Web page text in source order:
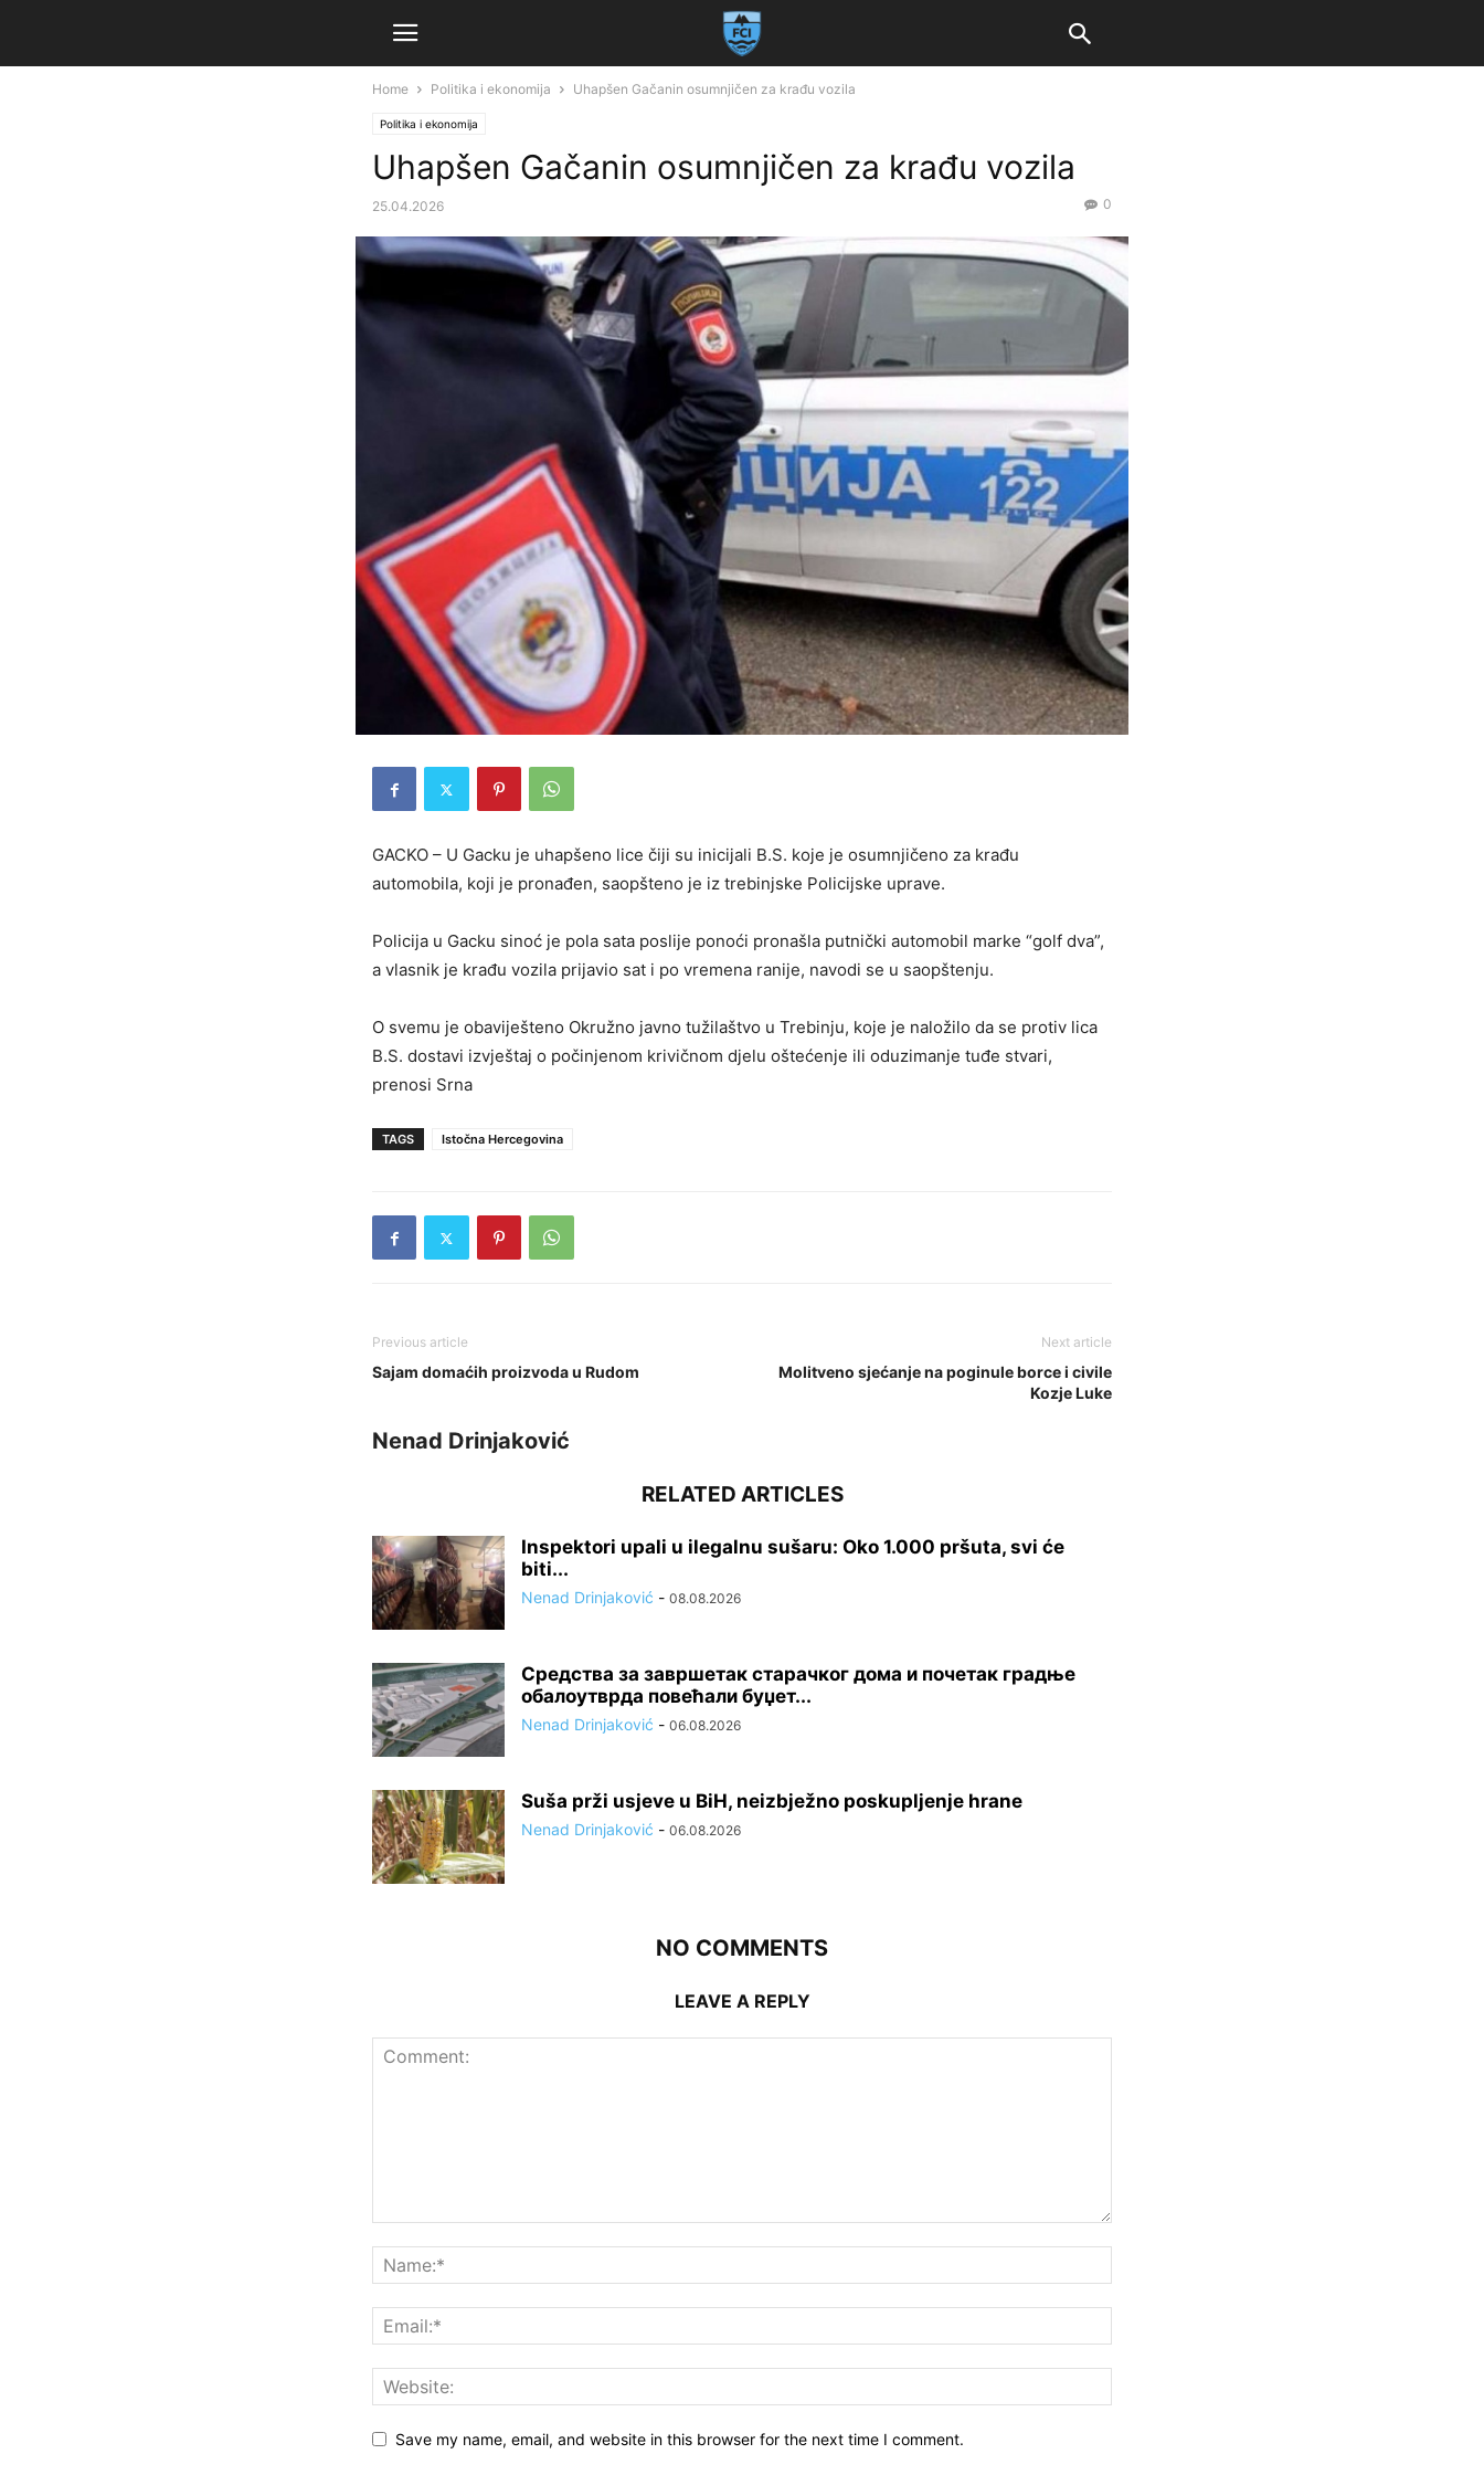
Home Politika i ekonomija Uhapšen Gačanin osumnjičen za krađu vozila
Politika i ekonomija
Uhapšen Gačanin osumnjičen za krađu vozila
25.04.2026 0
GACKO – U Gacku je uhapšeno lice čiji su inicijali B.S. koje je osumnjičeno za krađu
automobila, koji je pronađen, saopšteno je iz trebinjske Policijske uprave.
Policija u Gacku sinoć je pola sata poslije ponoći pronašla putnički automobil marke “golf dva”,
a vlasnik je krađu vozila prijavio sat i po vremena ranije, navodi se u saopštenju.
O svemu je obaviješteno Okružno javno tužilaštvo u Trebinju, koje je naložilo da se protiv lica
B.S. dostavi izvještaj o počinjenom krivičnom djelu oštećenje ili oduzimanje tuđe stvari,
prenosi Srna
TAGS Istočna Hercegovina
Previous article
Sajam domaćih proizvoda u Rudom
Next article
Molitveno sjećanje na poginule borce i civile
Kozje Luke
Nenad Drinjaković
RELATED ARTICLES
Inspektori upali u ilegalnu sušaru: Oko 1.000 pršuta, svi će
biti...
Nenad Drinjaković - 08.08.2026
Средства за завршетак старачког дома и почетак градње
обалоутврда повећали буџет...
Nenad Drinjaković - 06.08.2026
Suša prži usjeve u BiH, neizbježno poskupljenje hrane
Nenad Drinjaković - 06.08.2026
NO COMMENTS
LEAVE A REPLY
Save my name, email, and website in this browser for the next time I comment.